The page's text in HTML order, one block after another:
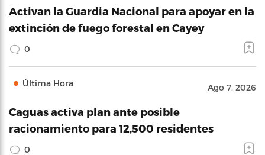
Activan la Guardia Nacional para apoyar en la
extinción de fuego forestal en Cayey
0
Última Hora Ago 7, 2026
Caguas activa plan ante posible
racionamiento para 12,500 residentes
0